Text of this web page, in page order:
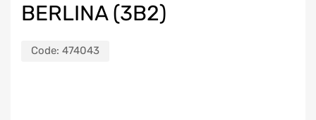
BERLINA (3B2)
Code: 474043